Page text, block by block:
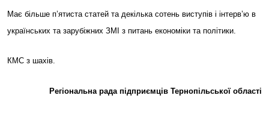
Має більше п’ятиста статей та декілька сотень виступів і інтерв’ю в
українських та зарубіжних ЗМІ з питань економіки та політики.
КМС з шахів.
Регіональна рада підприємців Тернопільської області